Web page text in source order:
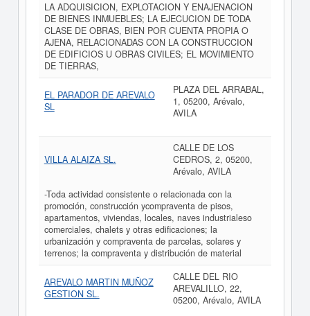
LA ADQUISICION, EXPLOTACION Y ENAJENACION
DE BIENES INMUEBLES; LA EJECUCION DE TODA
CLASE DE OBRAS, BIEN POR CUENTA PROPIA O
AJENA, RELACIONADAS CON LA CONSTRUCCION
DE EDIFICIOS U OBRAS CIVILES; EL MOVIMIENTO
DE TIERRAS,
EL PARADOR DE AREVALO
SL
PLAZA DEL ARRABAL,
1, 05200, Arévalo,
AVILA
VILLA ALAIZA SL.
CALLE DE LOS
CEDROS, 2, 05200,
Arévalo, AVILA
-Toda actividad consistente o relacionada con la
promoción, construcción ycompraventa de pisos,
apartamentos, viviendas, locales, naves industrialeso
comerciales, chalets y otras edificaciones; la
urbanización y compraventa de parcelas, solares y
terrenos; la compraventa y distribución de material
AREVALO MARTIN MUÑOZ
GESTION SL.
CALLE DEL RIO
AREVALILLO, 22,
05200, Arévalo, AVILA